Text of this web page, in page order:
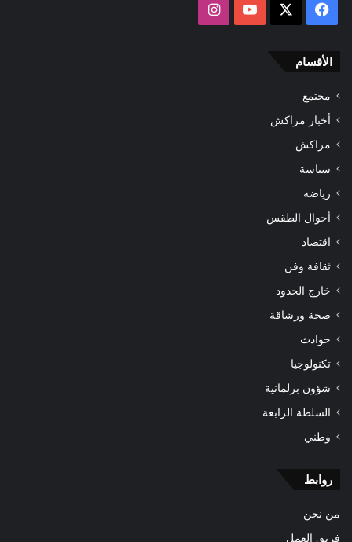
فيسبوك ‫YouTube
الأقسام
مجتمع
أخبار مراكش
مراكش
سياسة
رياضة
أحوال الطقس
اقتصاد
ثقافة وفن
خارج الحدود
صحة ورشاقة
حوادث
تكنولوجيا
شؤون برلمانية
السلطة الرابعة
وطني
روابط
من نحن
فريق العمل